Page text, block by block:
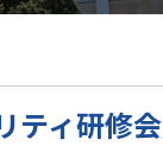
ティ研修